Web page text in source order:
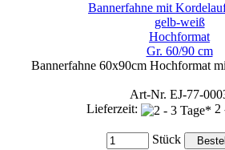
Bannerfahne mit
gelb-weiß
Hochformat
Gr. 60/90 cm
Bannerfahne 60x90cm Hochformat
Art-Nr. EJ-77-
Lieferzeit:
2
Stück